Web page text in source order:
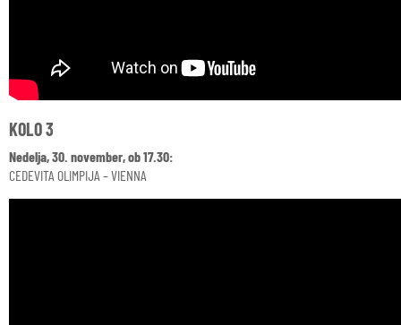
KOLO 3
Nedelja, 30. november, ob 17.30:
CEDEVITA OLIMPIJA – VIENNA